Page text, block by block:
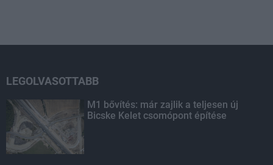
LEGOLVASOTTABB
M1 bővítés: már zajlik a teljesen új
Bicske Kelet csomópont építése